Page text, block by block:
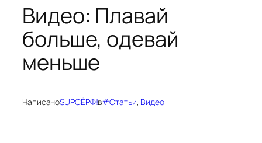
Видео: Плавай
больше, одевай
меньше
НаписаноSUPСЁРФ!в#Статьи, Видео